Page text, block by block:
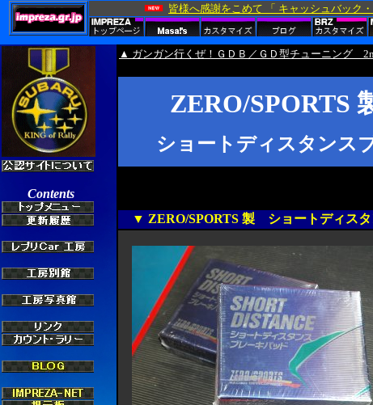
▲ ガンガン行くぜ！ＧＤＢ／ＧＤ型チューニング
ZERO/SPORTS
ショートディスタンス
▼ ZERO/SPORTS 製 ショートディス